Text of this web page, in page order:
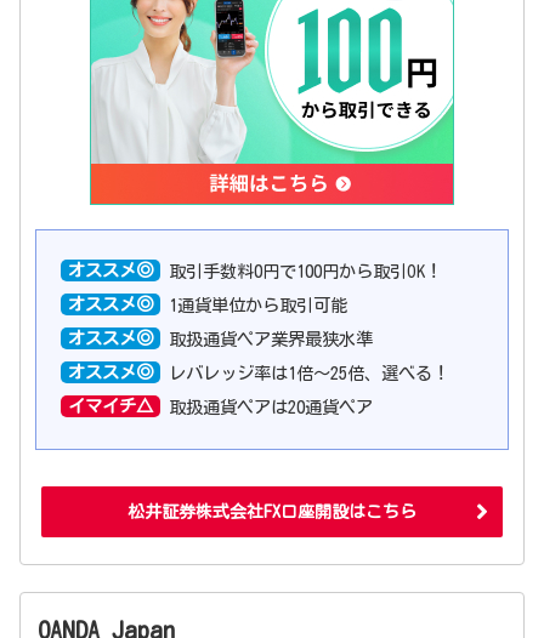
オススメ◎ 取引手数料0円で100円から取引OK！
オススメ◎ 1通貨単位から取引可能
オススメ◎ 取扱通貨ペア業界最狭水準
オススメ◎ レバレッジ率は1倍〜25倍、選べる！
イマイチ△ 取扱通貨ペアは20通貨ペア
松井証券株式会社FX口座開設はこちら
OANDA Japan